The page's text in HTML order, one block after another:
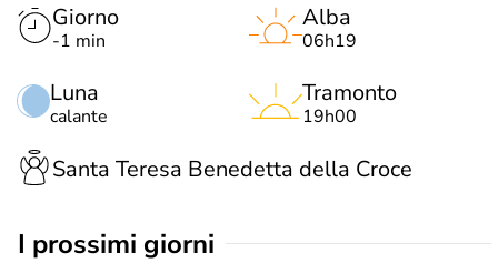
Giorno
-1 min
Luna
calante
Alba
06h19
Tramonto
19h00
Santa Teresa Benedetta della Croce
i prossimi giorni